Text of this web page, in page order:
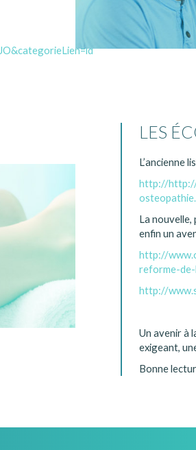
LES
L’ancienne
http://
La nouvelle,
enfin un
http://
reforme-
http://
Un avenir à
exigeant,
Bonne